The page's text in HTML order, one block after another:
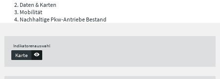
Daten & Karten
Mobilität
Nachhaltige Pkw-Antriebe Bestand
Indikatorenauswahl
Karte